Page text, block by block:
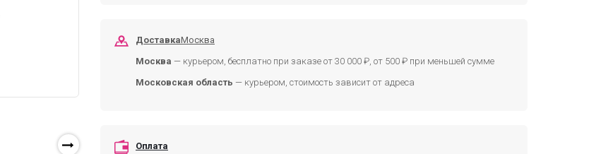
ДоставкаМосква
Москва — курьером, бесплатно при заказе от 30 000 ₽, от 500 ₽ при меньшей сумме
Московская область — курьером, стоимость зависит от адреса
Оплата